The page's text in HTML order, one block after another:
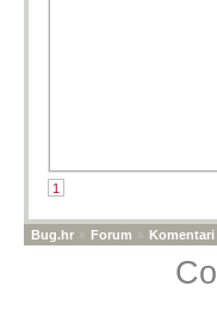
1
Bug.hr » Forum »